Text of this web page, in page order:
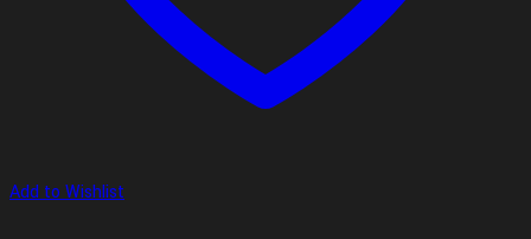
Add to Wishlist